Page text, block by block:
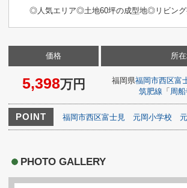
◎人気エリア◎土地60坪の成型地◎リビン
価格
5,398万円
所
福岡県福岡市西区富
筑肥線 「 周
POINT 福岡市西区富士見 元岡小学校
PHOTO GALLERY